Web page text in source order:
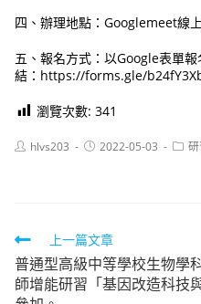
四、辦理地點：Googlemeet線
五、報名方式：以Google表單
結：https://forms.gle/
瀏覽次數: 341
Posthlvs203
Post2022-05-03
Post
Read
more
articles
上一篇文章
普通型高級中等學校生物學
師增能研習「基因改造科技